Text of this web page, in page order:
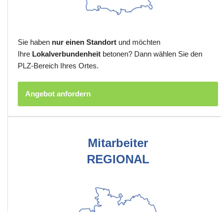
Sie haben nur einen Standort und möchten
Ihre Lokalverbundenheit betonen? Dann wählen Sie den
PLZ-Bereich Ihres Ortes.
Angebot anfordern
Mitarbeiter
REGIONAL